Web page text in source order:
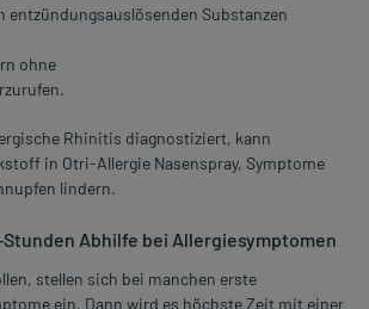
entzündungsauslösenden Substanzen
ohne
Rhinitis diagnostiziert, kann
in Otri-Allergie Nasenspray, Symptome
lindern.
Abhilfe bei Allergiesymptomen
stellen sich bei manchen erste
ein. Dann wird es höchste Zeit mit einer